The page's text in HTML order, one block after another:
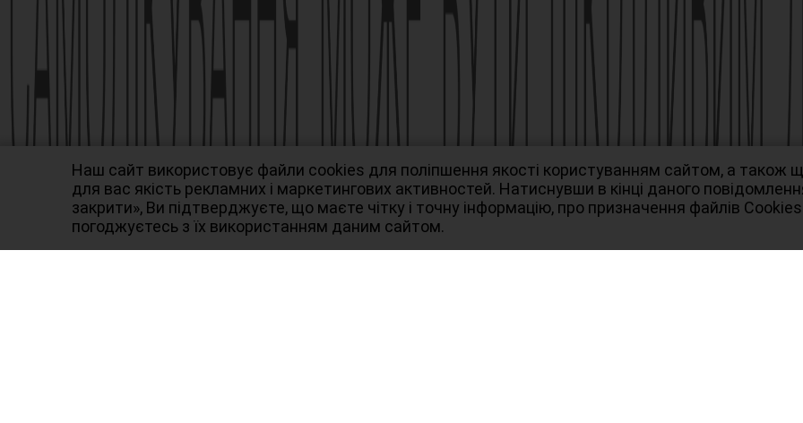
Виробник АТ «Фармак», 04080, м.Київ, вул. Кирилівська, 63, +38 (044) 496-87-87,
info@farmak.ua, www.farmak.ua
Наш сайт використовує файли cookies для поліпшення якості користуванням сайтом, а також
для вас якість рекламних і маркетингових активностей. Натиснувши в кінці даного
закрити», Ви підтверджуєте, що маєте чітку і точну інформацію, про призначення файлів
погоджуєтесь з їх використанням даним сайтом.